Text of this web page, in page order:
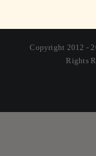
Copyright 2012 -
Rights